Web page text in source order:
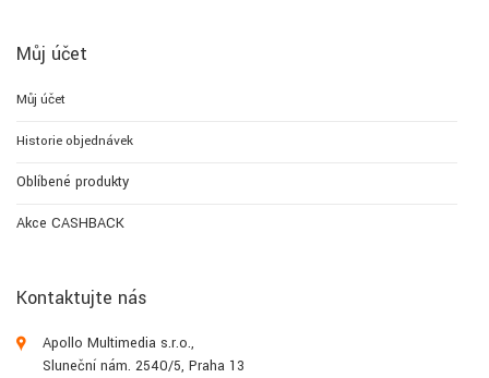
Můj účet
Můj účet
Historie objednávek
Oblíbené produkty
Akce CASHBACK
Kontaktujte nás
Apollo Multimedia s.r.o.,
Sluneční nám. 2540/5, Praha 13